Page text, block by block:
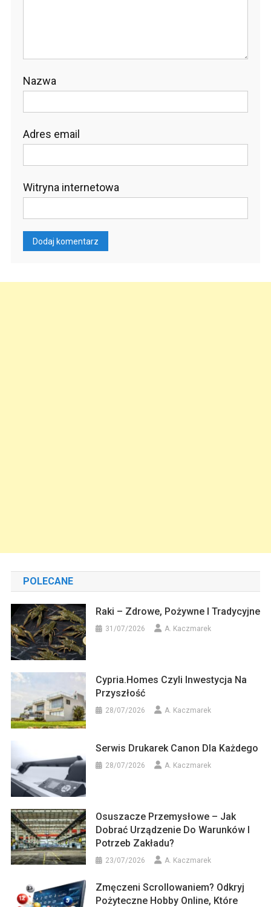
Nazwa
Adres email
Witryna internetowa
POLECANE
Raki – Zdrowe, Pożywne I Tradycyjne
31/07/2026 A. Kaczmarek
Cypria.homes Czyli Inwestycja Na
Przyszłość
28/07/2026 A. Kaczmarek
Serwis Drukarek Canon Dla Każdego
28/07/2026 A. Kaczmarek
Osuszacze Przemysłowe – Jak
Dobrać Urządzenie Do Warunków I
Potrzeb Zakładu?
23/07/2026 A. Kaczmarek
Zmęczeni Scrollowaniem? Odkryj
Pożyteczne Hobby Online, Które